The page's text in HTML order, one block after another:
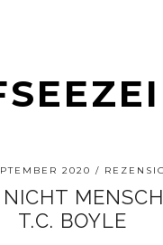
2020
T.C. BOYLE